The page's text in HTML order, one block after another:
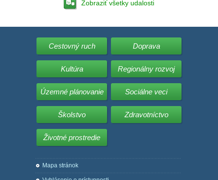
Zobraziť všetky udalosti
Cestovný ruch Doprava
Kultúra Regionálny rozvoj
Územné plánovanie Sociálne veci
Školstvo Zdravotníctvo
Životné prostredie
Mapa stránok